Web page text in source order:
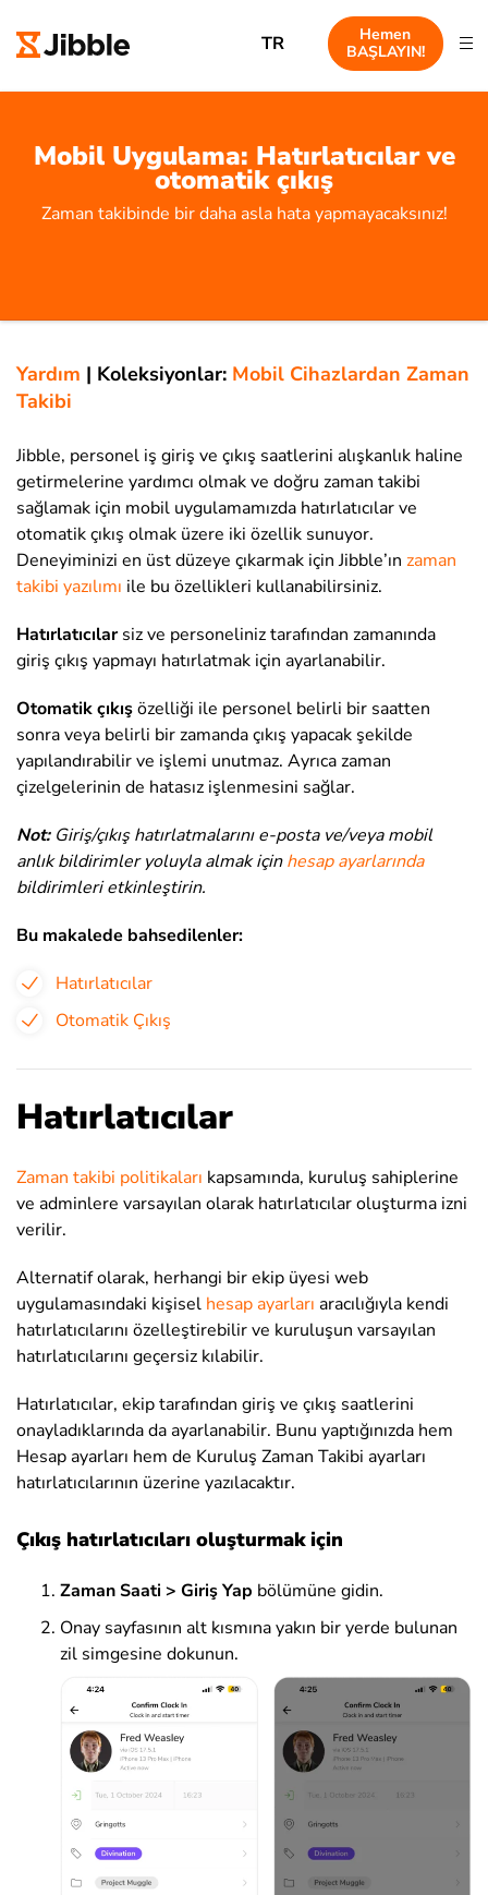
TR
Hemen
BAŞLAYIN!
Mobil Uygulama: Hatırlatıcılar ve
otomatik çıkış
Zaman takibinde bir daha asla hata yapmayacaksınız!
Yardım | Koleksiyonlar: Mobil Cihazlardan Zaman
Takibi
Jibble, personel iş giriş ve çıkış saatlerini alışkanlık haline
getirmelerine yardımcı olmak ve doğru zaman takibi
sağlamak için mobil uygulamamızda hatırlatıcılar ve
otomatik çıkış olmak üzere iki özellik sunuyor.
Deneyiminizi en üst düzeye çıkarmak için Jibble’ın zaman
takibi yazılımı ile bu özellikleri kullanabilirsiniz.
Hatırlatıcılarsiz ve personeliniz tarafından zamanında
giriş çıkış yapmayı hatırlatmak için ayarlanabilir.
Otomatik çıkışözelliği ile personel belirli bir saatten
sonra veya belirli bir zamanda çıkış yapacak şekilde
yapılandırabilir ve işlemi unutmaz. Ayrıca zaman
çizelgelerinin de hatasız işlenmesini sağlar.
Not:Giriş/çıkış hatırlatmalarını e-posta ve/veya mobil
anlık bildirimler yoluyla almak içinhesap ayarlarında
bildirimleri etkinleştirin.
Bu makalede bahsedilenler:
Hatırlatıcılar
Otomatik Çıkış
Hatırlatıcılar
Zaman takibi politikaları kapsamında, kuruluş sahiplerine
ve adminlere varsayılan olarak hatırlatıcılar oluşturma izni
verilir.
Alternatif olarak, herhangi bir ekip üyesi web
uygulamasındaki kişisel hesap ayarları aracılığıyla kendi
hatırlatıcılarını özelleştirebilir ve kuruluşun varsayılan
hatırlatıcılarını geçersiz kılabilir.
Hatırlatıcılar, ekip tarafından giriş ve çıkış saatlerini
onayladıklarında da ayarlanabilir. Bunu yaptığınızda hem
Hesap ayarları hem de Kuruluş Zaman Takibi ayarları
hatırlatıcılarının üzerine yazılacaktır.
Çıkış hatırlatıcıları oluşturmak için
Zaman Saati > Giriş Yap bölümüne gidin.
Onay sayfasının alt kısmına yakın bir yerde bulunan
zil simgesine dokunun.